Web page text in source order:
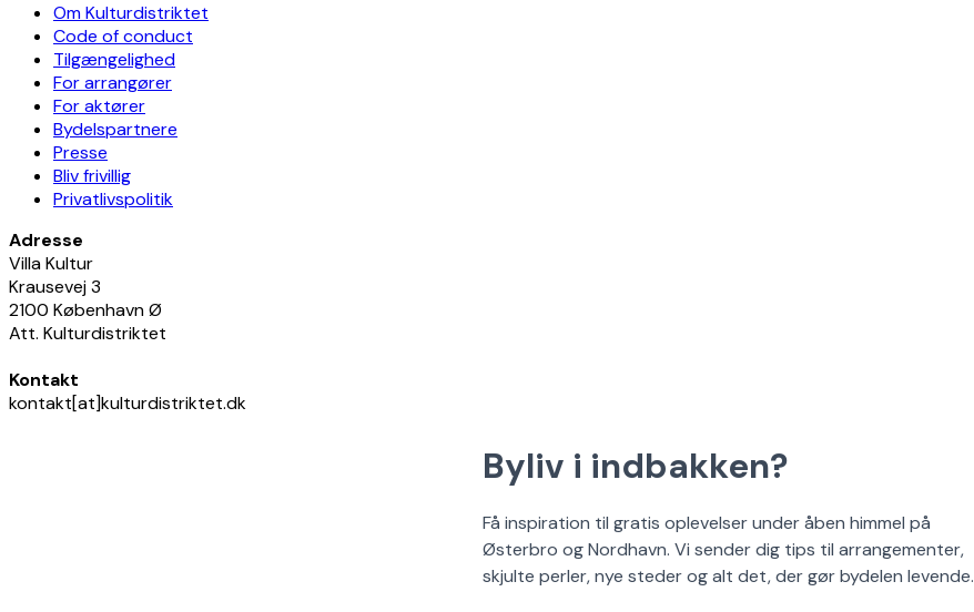
Om Kulturdistriktet
Code of conduct
Tilgængelighed
For arrangører
For aktører
Bydelspartnere
Presse
Bliv frivillig
Privatlivspolitik
Adresse
Villa Kultur
Krausevej 3
2100 København Ø
Att. Kulturdistriktet
Kontakt
kontakt[at]kulturdistriktet.dk
Byliv i indbakken?
Få inspiration til gratis oplevelser under åben himmel på
Østerbro og Nordhavn. Vi sender dig tips til arrangementer,
skjulte perler, nye steder og alt det, der gør bydelen levende.